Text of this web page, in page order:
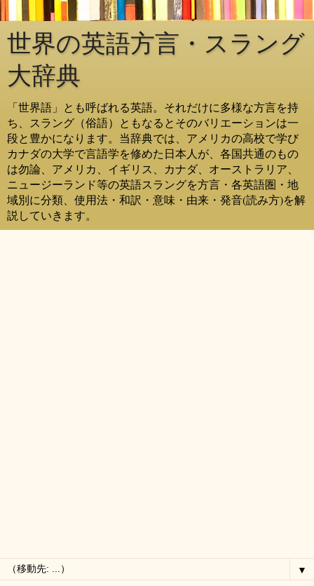
世界の英語方言・スラング
大辞典
「世界語」とも呼ばれる英語。それだけに多様な方言を持
ち、スラング（俗語）ともなるとそのバリエーションは一
段と豊かになります。当辞典では、アメリカの高校で学び
カナダの大学で言語学を修めた日本人が、各国共通のもの
は勿論、アメリカ、イギリス、カナダ、オーストラリア、
ニュージーランド等の英語スラングを方言・各英語圏・地
域別に分類、使用法・和訳・意味・由来・発音(読み方)を解
説していきます。
▼